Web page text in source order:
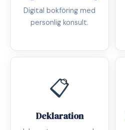
Digital bokföring med
personlig konsult.
📋
Deklaration